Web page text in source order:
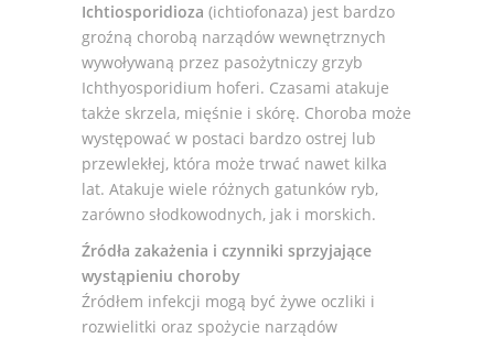
Ichtiosporidioza (ichtiofonaza) jest bardzo
groźną chorobą narządów wewnętrznych
wywoływaną przez pasożytniczy grzyb
Ichthyosporidium hoferi. Czasami atakuje
także skrzela, mięśnie i skórę. Choroba może
występować w postaci bardzo ostrej lub
przewlekłej, która może trwać nawet kilka
lat. Atakuje wiele różnych gatunków ryb,
zarówno słodkowodnych, jak i morskich.
Źródła zakażenia i czynniki sprzyjające
wystąpieniu choroby
Źródłem infekcji mogą być żywe oczliki i
rozwielitki oraz spożycie narządów